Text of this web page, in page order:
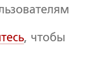
, чтобы